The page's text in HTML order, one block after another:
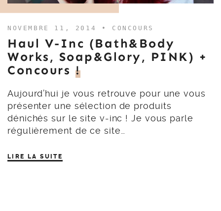
NOVEMBRE 11, 2014 • CONCOURS
Haul V-Inc (Bath&Body
Works, Soap&Glory, PINK) +
Concours !
Aujourd’hui je vous retrouve pour une vous
présenter une sélection de produits
dénichés sur le site v-inc ! Je vous parle
régulièrement de ce site…
LIRE LA SUITE